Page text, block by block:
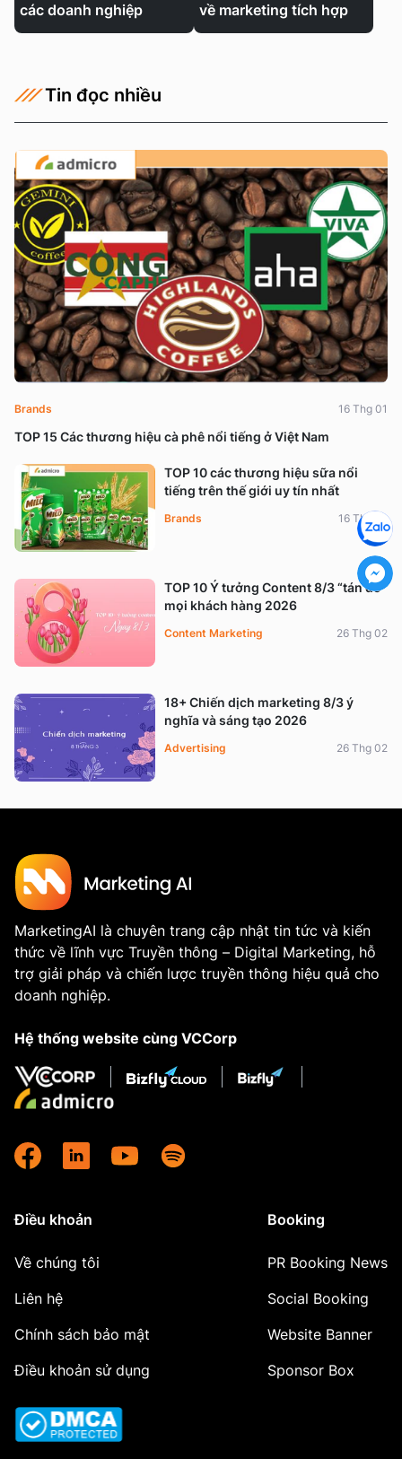
các doanh nghiệp
về marketing tích hợp
Tin đọc nhiều
TOP 15 Các thương hiệu cà phê nổi tiếng ở Việt Nam
Brands 16 Thg 01
TOP 10 các thương hiệu sữa nổi
tiếng trên thế giới uy tín nhất
Brands 16 Thg 01
TOP 10 Ý tưởng Content 8/3 “tán đổ”
mọi khách hàng 2026
Content Marketing 26 Thg 02
18+ Chiến dịch marketing 8/3 ý
nghĩa và sáng tạo 2026
Advertising 26 Thg 02
MarketingAI là chuyên trang cập nhật tin tức và kiến
thức về lĩnh vực Truyền thông – Digital Marketing, hỗ
trợ giải pháp và chiến lược truyền thông hiệu quả cho
doanh nghiệp.
Hệ thống website cùng VCCorp
Điều khoản
Về chúng tôi
Liên hệ
Chính sách bảo mật
Điều khoản sử dụng
Booking
PR Booking News
Social Booking
Website Banner
Sponsor Box